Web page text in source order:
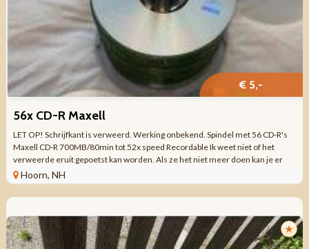
€ 5,-
56x CD-R Maxell
LET OP! Schrijfkant is verweerd. Werking onbekend. Spindel met 56 CD-R's
Maxell CD-R 700MB/80min tot 52x speed Recordable Ik weet niet of het
verweerde eruit gepoetst kan worden. Als ze het niet meer doen kan je er
nog van ...
Hoorn, NH
★